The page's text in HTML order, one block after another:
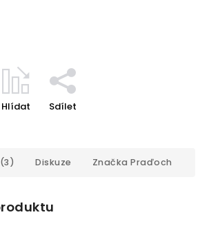
Hlídat Sdílet
Diskuze Značka Praďoch